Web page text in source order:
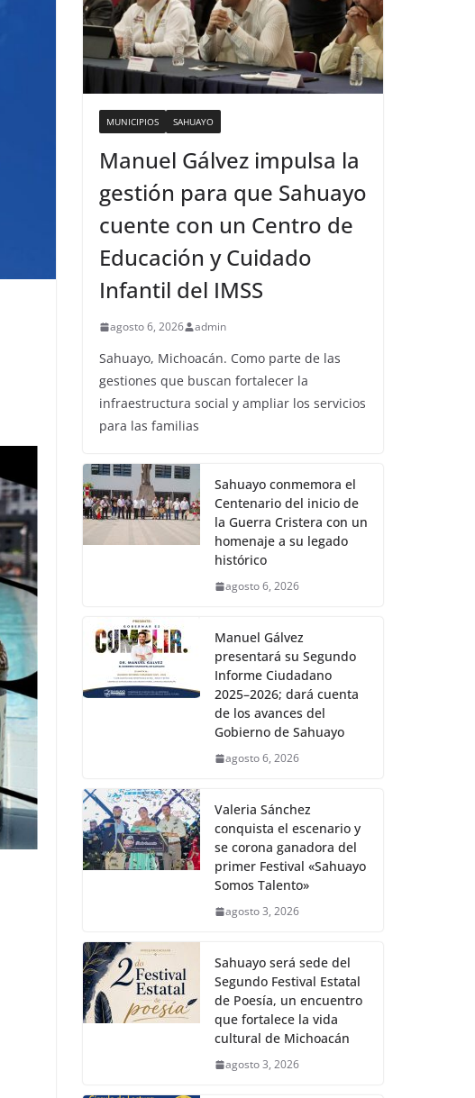
MUNICIPIOS SAHUAYO
Manuel Gálvez impulsa la
gestión para que Sahuayo
cuente con un Centro de
Educación y Cuidado
Infantil del IMSS
agosto 6, 2026 admin
Sahuayo, Michoacán. Como parte de las
gestiones que buscan fortalecer la
infraestructura social y ampliar los servicios
para las familias
Sahuayo conmemora el
Centenario del inicio de
la Guerra Cristera con un
homenaje a su legado
histórico
agosto 6, 2026
Manuel Gálvez
presentará su Segundo
Informe Ciudadano
2025–2026; dará cuenta
de los avances del
Gobierno de Sahuayo
agosto 6, 2026
Valeria Sánchez
conquista el escenario y
se corona ganadora del
primer Festival «Sahuayo
Somos Talento»
agosto 3, 2026
Sahuayo será sede del
Segundo Festival Estatal
de Poesía, un encuentro
que fortalece la vida
cultural de Michoacán
agosto 3, 2026